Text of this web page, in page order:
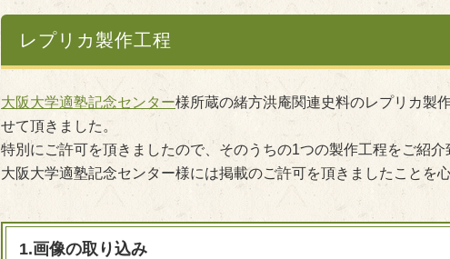
レプリカ製作工程
大阪大学適塾記念センター様所蔵の緒方洪庵関連史料のレプリカ製
せて頂きました。
特別にご許可を頂きましたので、そのうちの1つの製作工程をご紹介
大阪大学適塾記念センター様には掲載のご許可を頂きましたことを
1.画像の取り込み